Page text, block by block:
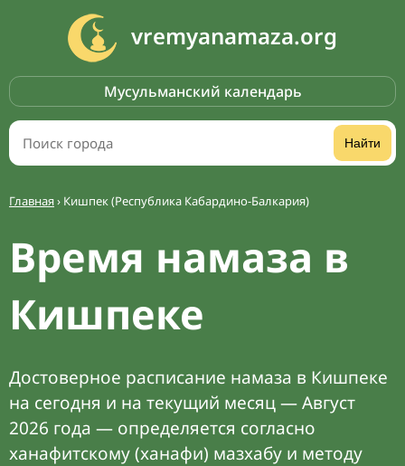
vremyanamaza.org
Мусульманский календарь
Найти
Главная› Кишпек (Республика Кабардино-Балкария)
Время намаза в
Кишпеке
Достоверное расписание намаза в Кишпеке
на сегодня и на текущий месяц — Август
2026 года — определяется согласно
ханафитскому (ханафи) мазхабу и методу